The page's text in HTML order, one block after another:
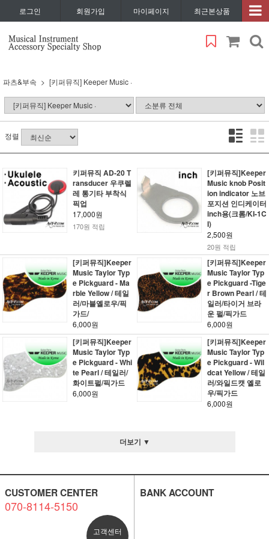
로그인 회원가입 마이페이지 최근본상품
파츠&부속 [키퍼뮤직] Keeper Music ·
정렬
키퍼뮤직 AD-20 T
ransducer 우쿠렐
레 통기타 부착식
픽업
17,000원
170원 적립
[키퍼뮤직]Keeper
Music knob Posit
ion indicator 노브
포지션 인디케이터
inch용(크롬/KI-1C
I)
2,500원
20원 적립
[키퍼뮤직]Keeper
Music Taylor Typ
e Pickguard - Ma
rble Yellow / 테일
러/마블옐로우/픽
가드/
6,000원
[키퍼뮤직]Keeper
Music Taylor Typ
e Pickguard -Tige
r Brown Pearl / 테
일러/타이거 브라
운 펄/픽가드
6,000원
[키퍼뮤직]Keeper
Music Taylor Typ
e Pickguard - Whi
te Pearl / 테일러/
화이트펄/픽가드
6,000원
[키퍼뮤직]Keeper
Music Taylor Typ
e Pickguard - Wil
dcat Yellow / 테일
러/와일드캣 옐로
우/픽가드
6,000원
더보기 ▼
CUSTOMER CENTER
070-8114-5150
고객센터
BANK ACCOUNT